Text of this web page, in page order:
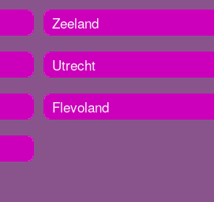
Zeeland
Utrecht
Flevoland